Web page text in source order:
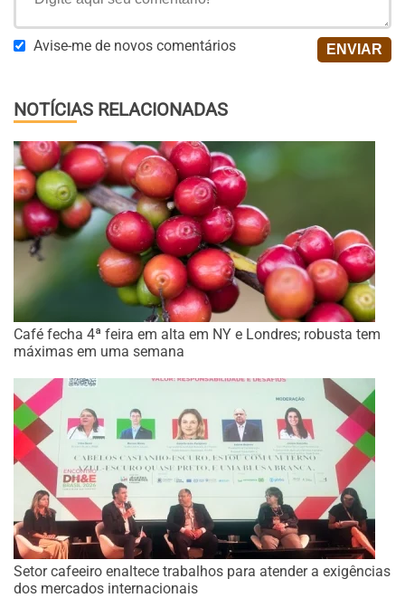
Avise-me de novos comentários
NOTÍCIAS RELACIONADAS
Café fecha 4ª feira em alta em NY e Londres; robusta tem
máximas em uma semana
Setor cafeeiro enaltece trabalhos para atender a exigências
dos mercados internacionais